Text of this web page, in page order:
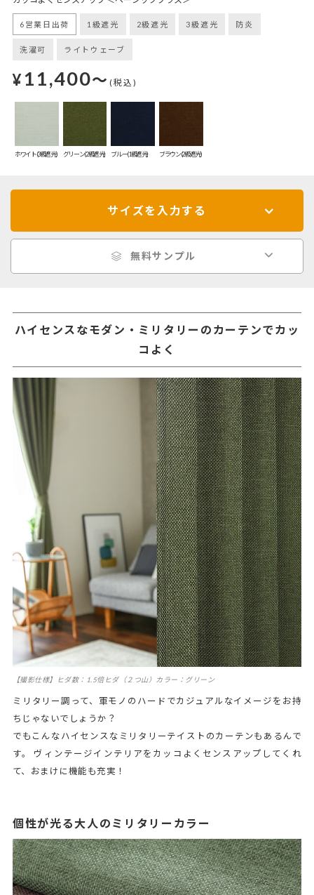
6営業日出荷 1級遮光 2級遮光 3級遮光 防炎
洗濯可 ライトウェーブ
¥11,400～ (税込)
ホワイト(3級遮光) グリーン(2級遮光) ブルー(1級遮光) ブラウン(2級遮光)
サイズを入力する
無料サンプル
ハイセンスなモダン・ミリタリーのカーテンでカッ
コよく
【撮影仕様】ヒダ数：1.5倍ヒダ（２つ山）カラー：グリーン
ミリタリー調って、軍モノのハードでカジュアルなイメージをお持
ちじゃないでしょうか？
でもこんなハイセンスなミリタリーテイストのカーテンもあるんで
す。 ヴィンテージインテリアをカッコよくセンスアップしてくれ
て、おまけに機能も充実！
個性が光る大人のミリタリーカラー